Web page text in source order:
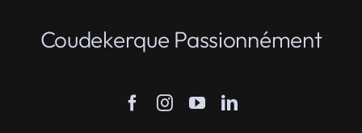
Coudekerque Passionnément